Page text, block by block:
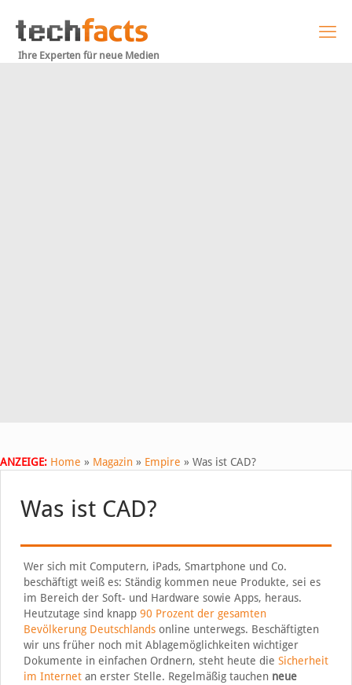
Ihre Experten für neue Medien
ANZEIGE: Home » Magazin » Empire » Was ist CAD?
Was ist CAD?
Wer sich mit Computern, iPads, Smartphone und Co.
beschäftigt weiß es: Ständig kommen neue Produkte, sei es
im Bereich der Soft- und Hardware sowie Apps, heraus.
Heutzutage sind knapp 90 Prozent der gesamten
Bevölkerung Deutschlandsonline unterwegs. Beschäftigten
wir uns früher noch mit Ablagemöglichkeiten wichtiger
Dokumente in einfachen Ordnern, steht heute die Sicherheit
im Internetan erster Stelle. Regelmäßig tauchen neue